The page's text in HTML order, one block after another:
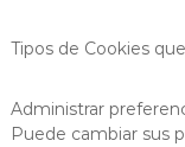
Tipos de Cookies
Administrar
Puede cambiar sus